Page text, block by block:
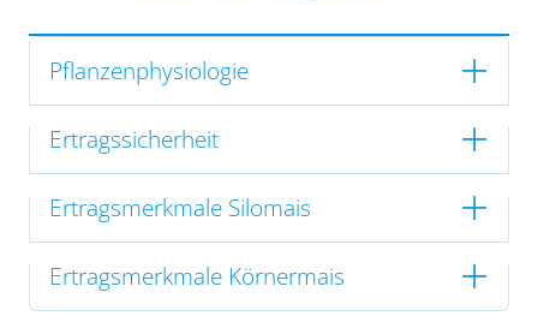
Pflanzenphysiologie
Ertragssicherheit
Ertragsmerkmale Silomais
Ertragsmerkmale Körnermais